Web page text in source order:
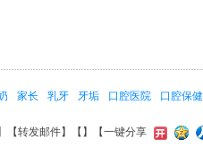
家长 乳牙 牙垢 口腔医院 口腔保健
【转发邮件】【 】 【一键分享